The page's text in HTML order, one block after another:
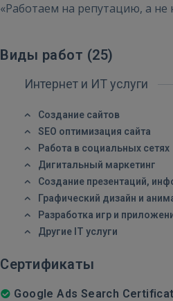
«Работаем на репутацию, а не
Виды работ (25)
Интернет и ИТ услуги
Создание сайтов
SEO оптимизация сайта
Работа в социальных сетях
Дигитальный маркетинг
Создание презентаций,
Графический дизайн и
Разработка игр и
Другие IT услуги
Сертификаты
Google Ads Search